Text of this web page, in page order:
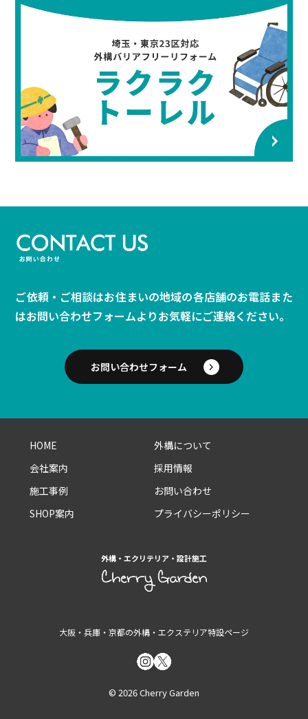
ご依頼・ご相談はお住まいの地域の各店舗のお電話また
はお問い合わせフォームよりお気軽にご連絡ください。
お問い合わせフォーム
HOME
会社案内
施工事例
SHOP案内
外構について
採用情報
お問い合わせ
プライバシーポリシー
外構・エクリテリア・設計施工
大阪・兵庫・京都の外構・エクステリア特設ページ
© 2026 Cherry Garden